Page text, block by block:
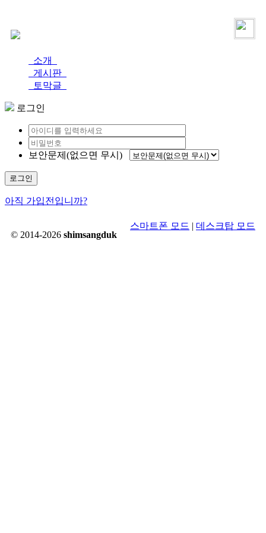
소개
게시판
토막글
로그인
보안문제(없으면 무시)
로그인
아직 가입전입니까?
© 2014-2026 shimsangduk
스마트폰 모드 | 데스크탑 모드